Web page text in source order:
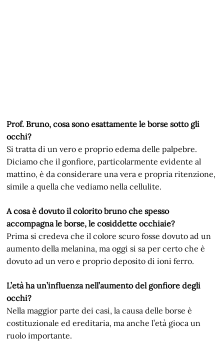
Prof. Bruno, cosa sono esattamente le borse sotto gli
occhi?
Si tratta di un vero e proprio edema delle palpebre.
Diciamo che il gonfiore, particolarmente evidente al
mattino, è da considerare una vera e propria ritenzione,
simile a quella che vediamo nella cellulite.
A cosa è dovuto il colorito bruno che spesso
accompagna le borse, le cosiddette occhiaie?
Prima si credeva che il colore scuro fosse dovuto ad un
aumento della melanina, ma oggi si sa per certo che è
dovuto ad un vero e proprio deposito di ioni ferro.
L’età ha un’influenza nell’aumento del gonfiore degli
occhi?
Nella maggior parte dei casi, la causa delle borse è
costituzionale ed ereditaria, ma anche l’età gioca un
ruolo importante.